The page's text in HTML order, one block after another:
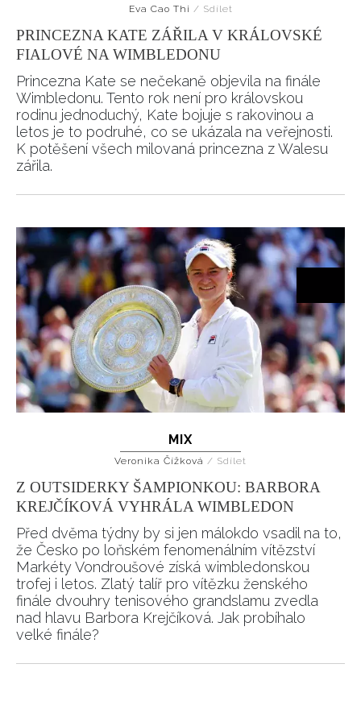
Eva Cao Thi / Sdílet
PRINCEZNA KATE ZÁŘILA V KRÁLOVSKÉ
FIALOVÉ NA WIMBLEDONU
Princezna Kate se nečekaně objevila na finále
Wimbledonu. Tento rok není pro královskou
rodinu jednoduchý, Kate bojuje s rakovinou a
letos je to podruhé, co se ukázala na veřejnosti.
K potěšení všech milovaná princezna z Walesu
zářila.
MIX
Veronika Čížková / Sdílet
Z OUTSIDERKY ŠAMPIONKOU: BARBORA
KREJČÍKOVÁ VYHRÁLA WIMBLEDON
Před dvěma týdny by si jen málokdo vsadil na to,
že Česko po loňském fenomenálním vítězství
Markéty Vondroušové získá wimbledonskou
trofej i letos. Zlatý talíř pro vítězku ženského
finále dvouhry tenisového grandslamu zvedla
nad hlavu Barbora Krejčíková. Jak probíhalo
velké finále?